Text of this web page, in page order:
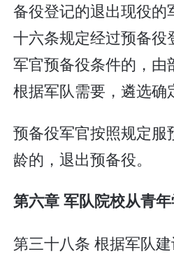
备役登记的退出现役的
十六条规定经过预备役
军官预备役条件的，由
根据军队需要，遴选确
预备役军官按照规定服
龄的，退出预备役。
第六章 军队院校从青
第三十八条 根据军队